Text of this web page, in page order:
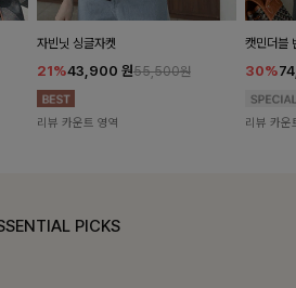
자빈닛 싱글자켓
21%43,900 원55,500원
리뷰 카운트 영역
캣민더블
30%
리뷰 카운
PICKS